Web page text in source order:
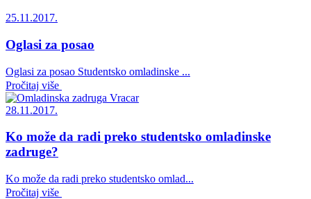
25.11.2017.
Oglasi za posao
Oglasi za posao Studentsko omladinske ...
Pročitaj više
28.11.2017.
Ko može da radi preko studentsko omladinske
zadruge?
Ko može da radi preko studentsko omlad...
Pročitaj više